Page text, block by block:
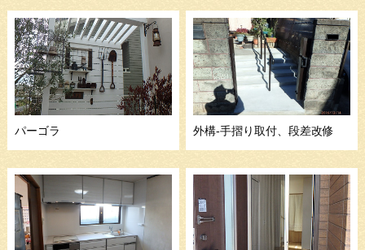
パーゴラ 外構-手摺り取付、段差改修